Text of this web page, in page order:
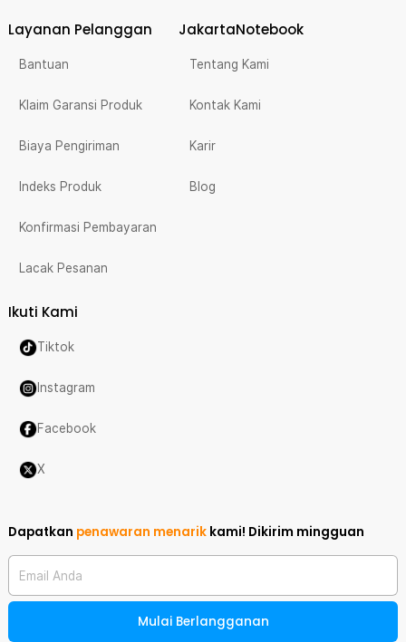
Layanan Pelanggan
Bantuan
Klaim Garansi Produk
Biaya Pengiriman
Indeks Produk
Konfirmasi Pembayaran
Lacak Pesanan
JakartaNotebook
Tentang Kami
Kontak Kami
Karir
Blog
Ikuti Kami
Tiktok
Instagram
Facebook
X
Dapatkan penawaran menarik kami! Dikirim mingguan
Email Anda
Mulai Berlangganan